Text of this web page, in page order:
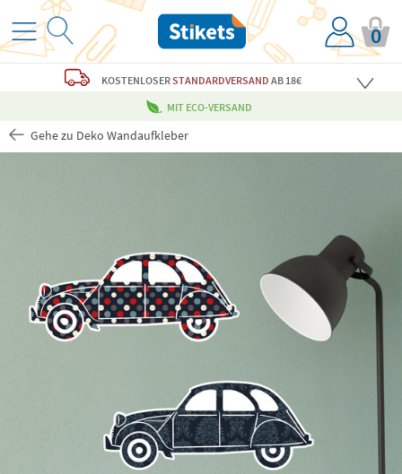
0
KOSTENLOSERSTANDARDVERSAND AB 18€
MIT ECO-VERSAND
Gehe zu Deko Wandaufkleber